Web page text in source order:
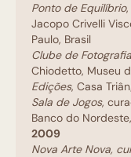
Ponto de Equilíbrio
Jacopo Crivelli
Paulo, Brasil
Clube de
Chiodetto, Museu
Edições, Casa
Sala de Jogos,
Banco do
2009
Nova Arte Nova,